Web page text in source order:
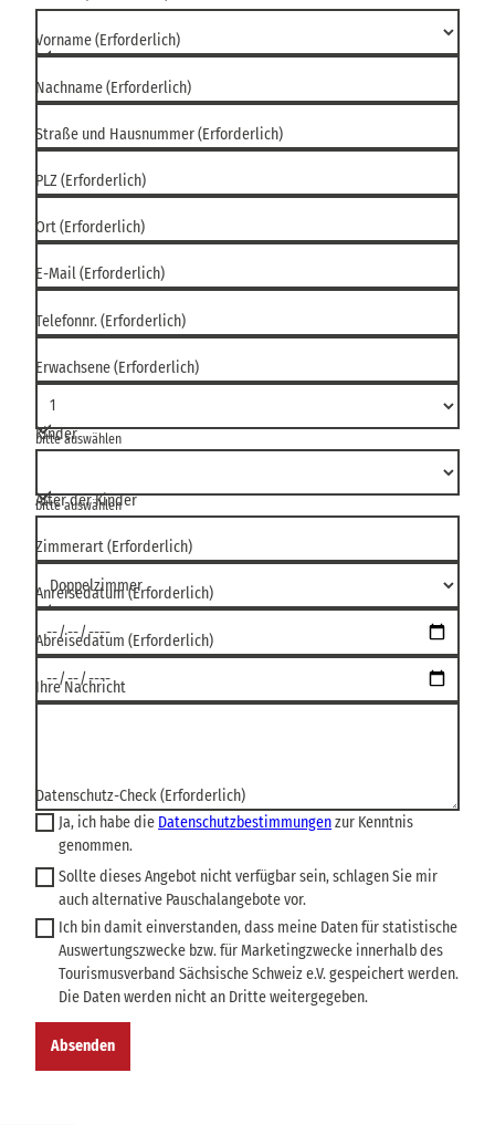
Vorname(Erforderlich)
Nachname(Erforderlich)
Straße und Hausnummer(Erforderlich)
PLZ(Erforderlich)
Ort(Erforderlich)
E-Mail(Erforderlich)
Telefonnr.(Erforderlich)
Erwachsene(Erforderlich)
bitte auswählen
Kinder
bitte auswählen
Alter der Kinder
Zimmerart(Erforderlich)
Anreisedatum(Erforderlich)
Abreisedatum (Erforderlich)
Ihre Nachricht
Datenschutz-Check(Erforderlich)
Ja, ich habe die Datenschutzbestimmungenzur Kenntnis
genommen.
Sollte dieses Angebot nicht verfügbar sein, schlagen Sie mir
auch alternative Pauschalangebote vor.
Ich bin damit einverstanden, dass meine Daten für statistische
Auswertungszwecke bzw. für Marketingzwecke innerhalb des
Tourismusverband Sächsische Schweiz e.V. gespeichert werden.
Die Daten werden nicht an Dritte weitergegeben.
Absenden